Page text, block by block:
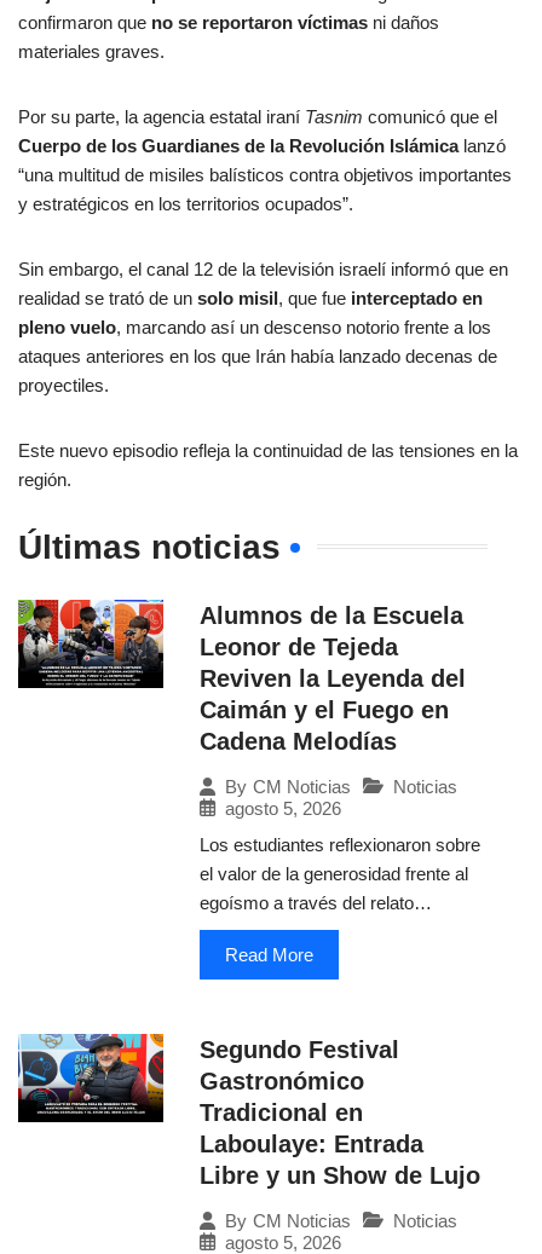
confirmaron que no se reportaron víctimas ni daños
materiales graves.
Por su parte, la agencia estatal iraní Tasnim comunicó que el
Cuerpo de los Guardianes de la Revolución Islámicalanzó
“una multitud de misiles balísticos contra objetivos importantes
y estratégicos en los territorios ocupados”.
Sin embargo, el canal 12 de la televisión israelí informó que en
realidad se trató de un solo misil, que fue interceptado en
pleno vuelo, marcando así un descenso notorio frente a los
ataques anteriores en los que Irán había lanzado decenas de
proyectiles.
Este nuevo episodio refleja la continuidad de las tensiones en la
región.
Últimas noticias
Alumnos de la Escuela
Leonor de Tejeda
Reviven la Leyenda del
Caimán y el Fuego en
Cadena Melodías
By CM Noticias
Noticias
agosto 5, 2026
Los estudiantes reflexionaron sobre
el valor de la generosidad frente al
egoísmo a través del relato…
Read More
Segundo Festival
Gastronómico
Tradicional en
Laboulaye: Entrada
Libre y un Show de Lujo
By CM Noticias
Noticias
agosto 5, 2026